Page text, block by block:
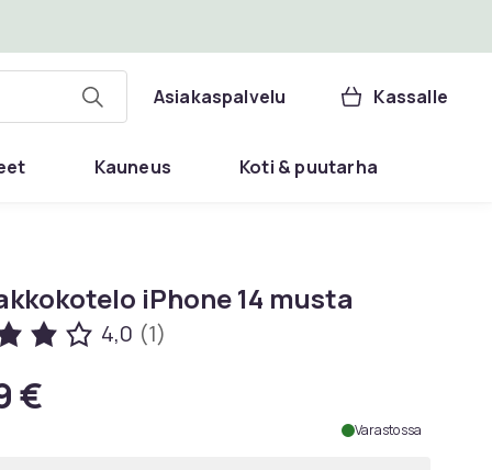
Asiakaspalvelu Kassalle
Kauneus Koti & puutarha
iPhone 14 musta
4,0 (1)
€
Varastossa